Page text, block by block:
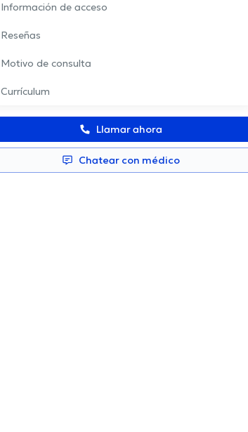
Información de acceso
Reseñas
Motivo de consulta
Currículum
Llamar ahora
Chatear con médico